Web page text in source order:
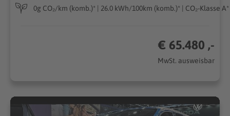
0g CO₂/km (komb.)* | 26.0 kWh/100km (komb.)* | CO₂-Klasse A*
€ 65.480 ,-
MwSt. ausweisbar